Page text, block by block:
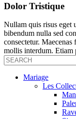
Dolor Tristique
Nullam quis risus eget
bibendum nulla sed
consectetur.
mollis interdum. Etiam
Mariage
Les